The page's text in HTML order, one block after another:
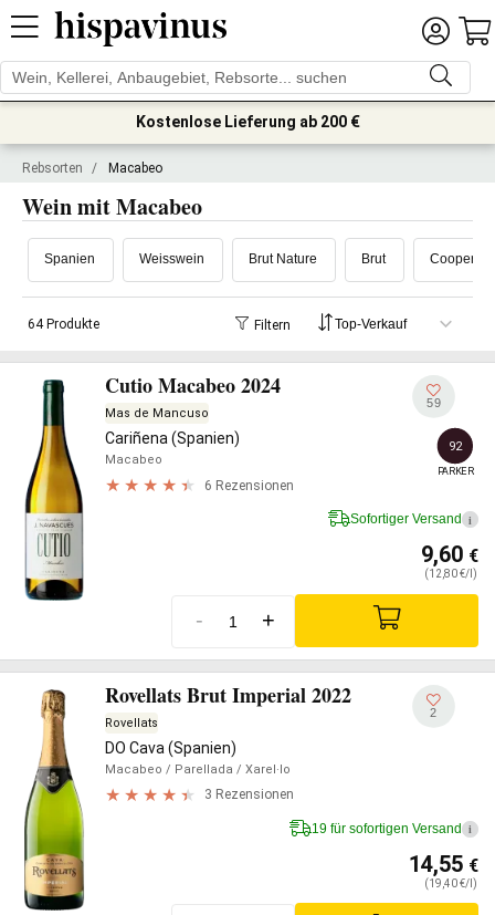
Kostenlose Lieferung ab 200 €
Rebsorten / Macabeo
Wein mit Macabeo
Spanien Weisswein Brut Nature Brut
64 Produkte Filtern
Cutio Macabeo 2024
Mas de Mancuso
Cariñena (Spanien)
Macabeo
6 Rezensionen
59
92
PARKER
Sofortiger Versand i
9,60 €
(12,80 €/l)
- +
Rovellats Brut Imperial 2022
Rovellats
DO Cava (Spanien)
Macabeo / Parellada / Xarel·lo
3 Rezensionen
2
19 für sofortigen Versand i
14,55 €
(19,40 €/l)